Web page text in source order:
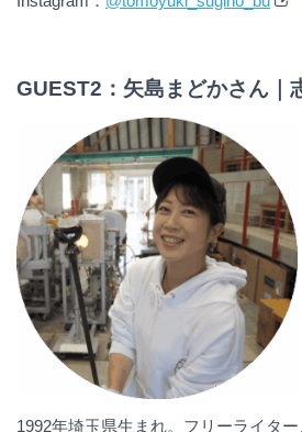
GUEST2：矢島まどかさん｜
1992年埼玉県生まれ。フリーライタ